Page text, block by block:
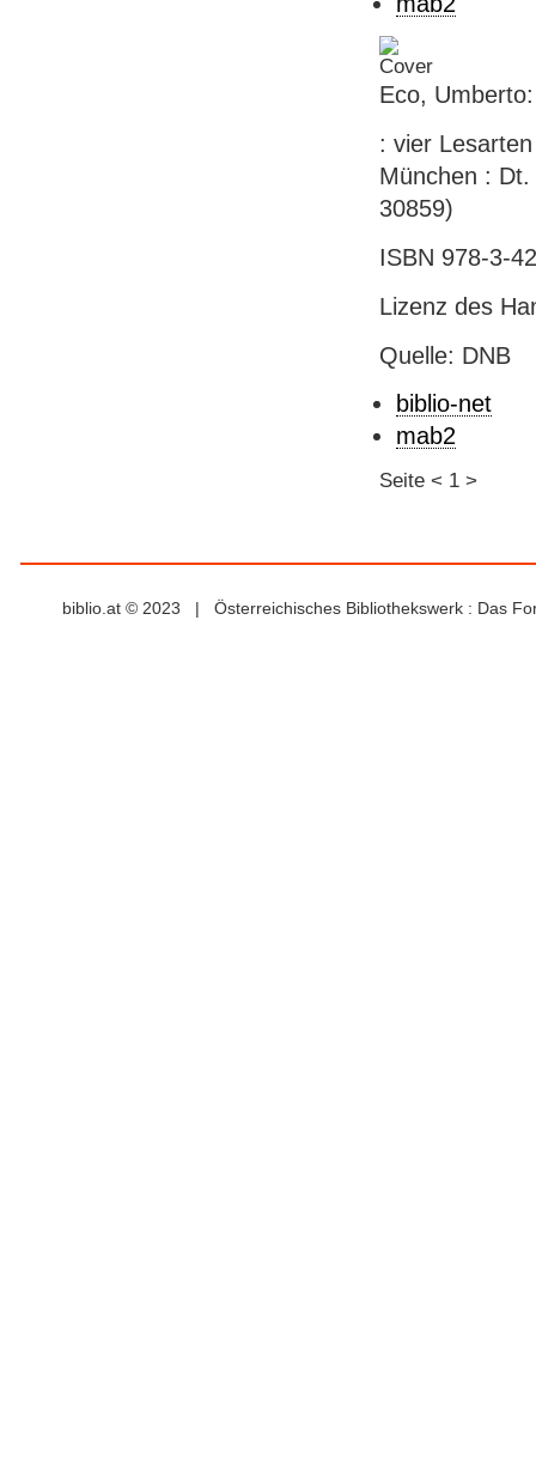
Eco,
: vier
München :
30859)
ISBN 978-3-
Lizenz des
Quelle: DNB
biblio-net
mab2
Seite < 1 >
biblio.at © 2023 | Österreichisches Bibliothekswerk : Das